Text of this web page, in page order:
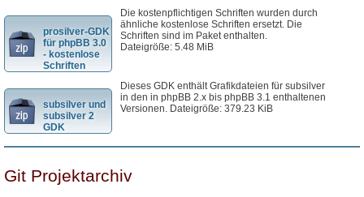
prosilver-GDK
für phpBB 3.0
- kostenlose
Schriften
Die kostenpflichtigen Schriften wurden durch
ähnliche kostenlose Schriften ersetzt. Die
Schriften sind im Paket enthalten.
Dateigröße: 5.48 MiB
subsilver und
subsilver 2
GDK
Dieses GDK enthält Grafikdateien für subsilver
in den in phpBB 2.x bis phpBB 3.1 enthaltenen
Versionen. Dateigröße: 379.23 KiB
Git Projektarchiv